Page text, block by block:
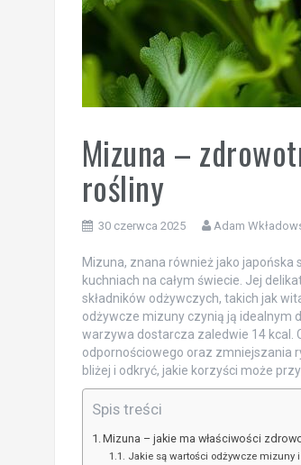
Mizuna –
rośliny
30 czerwca 2025 Adam
Mizuna, znana również jako
kuchniach na całym świecie. Jej
składników odżywczych, takich jak
odżywcze mizuny czynią ją idealnym
warzywa dostarcza zaledwie 14 kcal.
odpornościowego oraz zmniejszania
bliżej i odkryć, jakie korzyści może
Spis treści
Mizuna – jakie ma właściwości
Jakie są wartości odżywcze mizuny